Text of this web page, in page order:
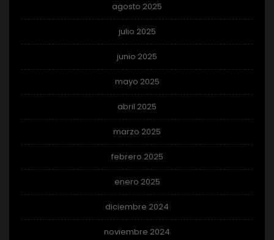
agosto 2025
julio 2025
junio 2025
mayo 2025
abril 2025
marzo 2025
febrero 2025
enero 2025
diciembre 2024
noviembre 2024